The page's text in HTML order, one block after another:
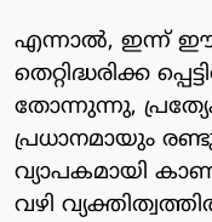
എന്നാല്‍, ഇന്ന് ഈ
തെറ്റിദ്ധരിക്ക
തോന്നുന്നു,
പ്രധാനമായും
വ്യാപകമായി
വഴി